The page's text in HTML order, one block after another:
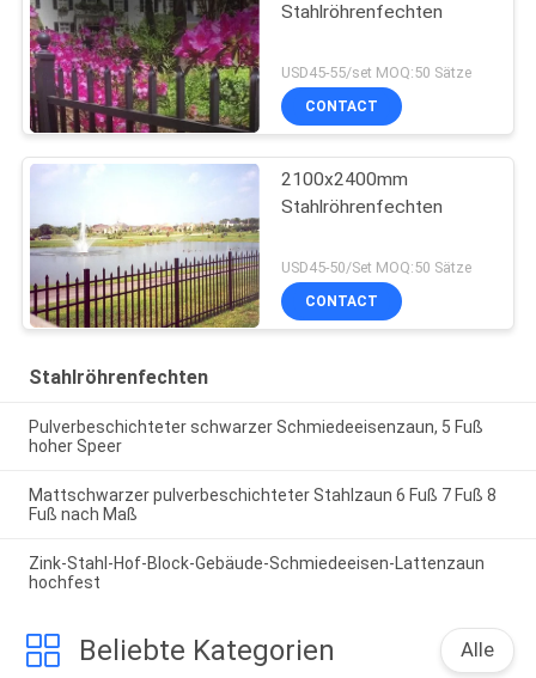
Stahlröhrenfechten
USD45-55/set MOQ:50 Sätze
CONTACT
2100x2400mm
Stahlröhrenfechten
USD45-50/Set MOQ:50 Sätze
CONTACT
Stahlröhrenfechten
Pulverbeschichteter schwarzer Schmiedeeisenzaun, 5 Fuß
hoher Speer
Mattschwarzer pulverbeschichteter Stahlzaun 6 Fuß 7 Fuß 8
Fuß nach Maß
Zink-Stahl-Hof-Block-Gebäude-Schmiedeeisen-Lattenzaun
hochfest
Beliebte Kategorien Alle